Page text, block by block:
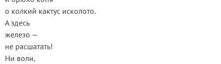
о колкий кактус исколото.
А здесь
железо —
не расшатать!
Ни воли,